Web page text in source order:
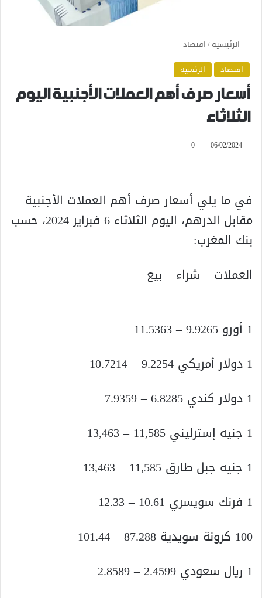
الرئيسية/اقتصاد
اقتصاد
الرئسية
أسعار صرف أهم العملات الأجنبية اليوم
الثلاثاء
06/02/2024
0
في ما يلي أسعار صرف أهم العملات الأجنبية
مقابل الدرهم، اليوم الثلاثاء 6 فبراير 2024، حسب
بنك المغرب:
العملات – شراء – بيع
————————–
1 أورو 9.9265 – 11.5363
1 دولار أمريكي 9.2254 – 10.7214
1 دولار كندي 6.8285 – 7.9359
1 جنيه إسترليني 11,585 – 13,463
1 جنيه جبل طارق 11,585 – 13,463
1 فرنك سويسري 10.61 – 12.33
100 كرونة سويدية 87.288 – 101.44
1 ريال سعودي 2.4599 – 2.8589